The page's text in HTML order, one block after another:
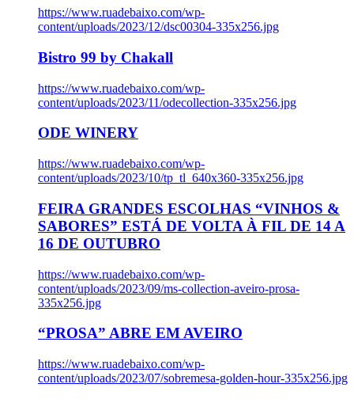
https://www.ruadebaixo.com/wp-
content/uploads/2023/12/dsc00304-335x256.jpg
Bistro 99 by Chakall
https://www.ruadebaixo.com/wp-
content/uploads/2023/11/odecollection-335x256.jpg
ODE WINERY
https://www.ruadebaixo.com/wp-
content/uploads/2023/10/tp_tl_640x360-335x256.jpg
FEIRA GRANDES ESCOLHAS “VINHOS &
SABORES” ESTÁ DE VOLTA À FIL DE 14 A
16 DE OUTUBRO
https://www.ruadebaixo.com/wp-
content/uploads/2023/09/ms-collection-aveiro-prosa-
335x256.jpg
“PROSA” ABRE EM AVEIRO
https://www.ruadebaixo.com/wp-
content/uploads/2023/07/sobremesa-golden-hour-335x256.jpg